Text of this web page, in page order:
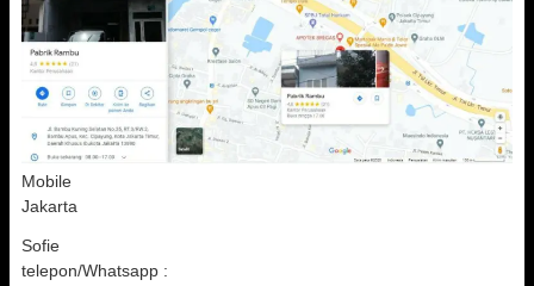
Mobile
Jakarta
Sofie
telepon/Whatsapp :